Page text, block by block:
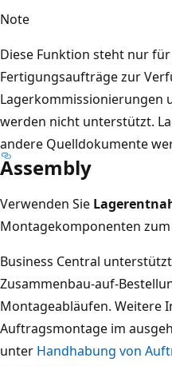
Note
Diese Funktion steht nur
Fertigungsaufträge zur
Lagerkommissionierungen
werden nicht unterstützt.
andere Quelldokumente
Assembly
Verwenden Sie
Montagekomponenten
Business Central
Zusammenbau-auf-
Montageabläufen. Weitere
Auftragsmontage im
unter Handhabung von